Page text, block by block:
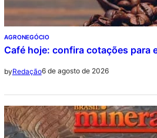
AGRONEGÓCIO
Café hoje: confira cotações para
byRedação6 de agosto de 2026